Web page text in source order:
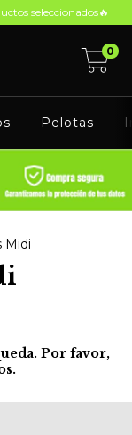
seleccionados🔥
0
Pelotas
Midi
Por favor,